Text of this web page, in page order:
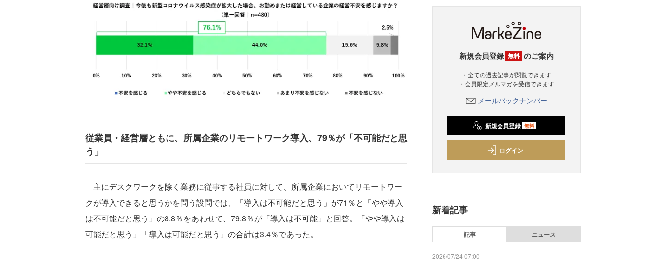
従業員・経営層ともに、所属企業のリモートワーク導入、79％が「不可能だと思
う」
主にデスクワークを除く業務に従事する社員に対して、所属企業においてリモートワー
クが導入できると思うかを問う設問では、「導入は不可能だと思う」が71％と「やや導入
は不可能だと思う」の8.8％をあわせて、79.8％が「導入は不可能」と回答。「やや導入は
可能だと思う」「導入は可能だと思う」の合計は3.4％であった。
新規会員登録 無料 のご案内
・全ての過去記事が閲覧できます
・会員限定メルマガを受信できます
メールバックナンバー
新規会員登録 無料
ログイン
新着記事
記事 ニュース
2026/07/24 07:00